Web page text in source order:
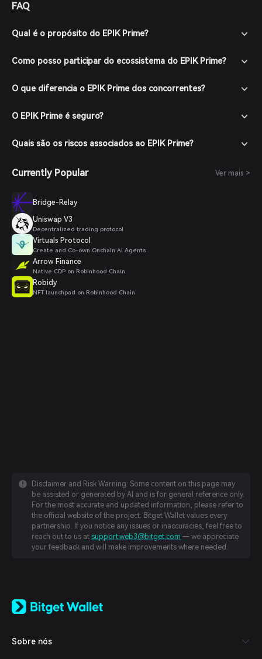
FAQ
Qual é o propósito do EPIK Prime?
Como posso participar do ecossistema do EPIK Prime?
O que diferencia o EPIK Prime dos concorrentes?
O EPIK Prime é seguro?
Quais são os riscos associados ao EPIK Prime?
Currently Popular Ver mais >
Bridge-Relay
Uniswap V3
Decentralized trading protocol
Virtuals Protocol
Create and Co-own Onchain AI Agents .
Arrow Finance
Native CDP on Robinhood Chain
Robidy
NFT launchpad on Robinhood Chain
Disclaimer and Risk Warning: Some content on this page may
be assisted or generated by AI and is for general reference only.
For the most accurate and updated information, please refer to
the official website of the project. Bitget Wallet values every
partnership. If you notice any issues or inaccuracies, feel free to
reach out to us at support.web3@bitget.com — we appreciate
your feedback and will make improvements where needed.
日本語
Español (Latinoamérica)
Sobre nós